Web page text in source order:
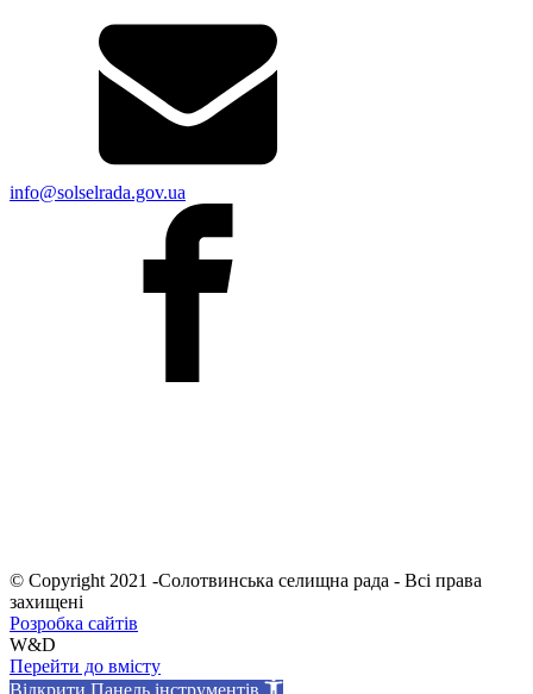
info@solselrada.gov.ua
© Copyright 2021 -Солотвинська селищна рада - Всі права
захищені
Розробка сайтів
W&D
Перейти до вмісту